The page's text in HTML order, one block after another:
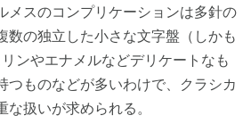
メスのコンプリケーションは多針の
数の独立した小さな文字盤（しかも
ンやエナメルなどデリケートなも
つものなどが多いわけで、クラシカ
な扱いが求められる。